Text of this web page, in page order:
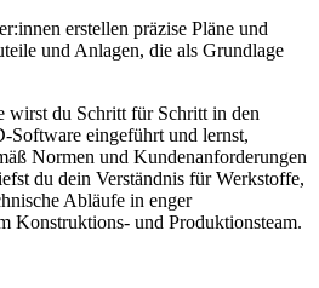
erstellen präzise Pläne und
und Anlagen, die als Grundlage
wirst du Schritt für Schritt in den
eingeführt und lernst,
Normen und Kundenanforderungen
du dein Verständnis für Werkstoffe,
Abläufe in enger
Konstruktions- und Produktionsteam.